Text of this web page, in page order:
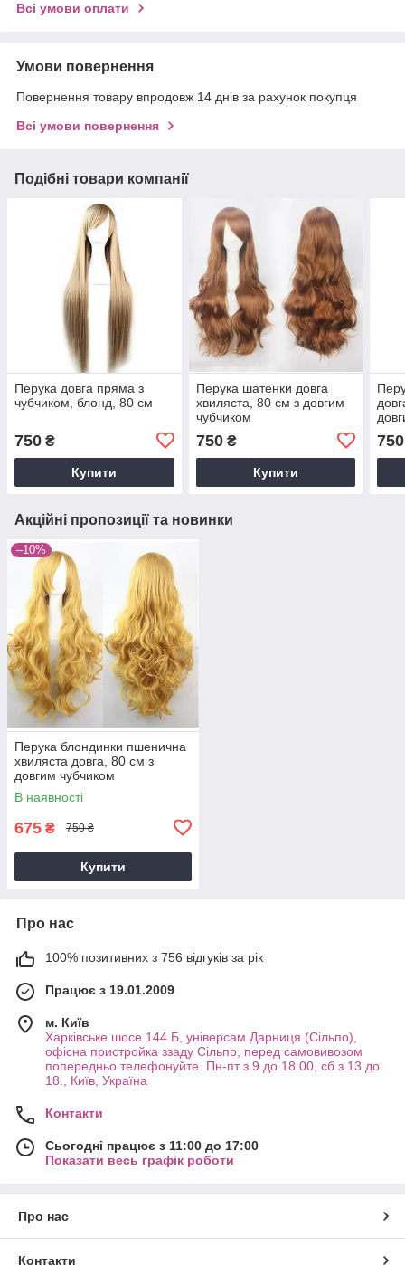
Всі умови оплати
Умови повернення
Повернення товару впродовж 14 днів за рахунок покупця
Всі умови повернення
Подібні товари компанії
Перука довга пряма з
чубчиком, блонд, 80 см
750 ₴
Купити
Перука шатенки довга
хвиляста, 80 см з довгим
чубчиком
750₴
Купити
750
Акційні пропозиції та новинки
–10%
Перука блондинки пшенична
хвиляста довга, 80 см з
довгим чубчиком
В наявності
675 ₴ 750 ₴
Купити
Про нас
100% позитивних з 756 відгуків за рік
Працює з 19.01.2009
м. Київ
Харківське шосе 144 Б, універсам Дарниця (Сільпо),
офісна пристройка ззаду Сільпо, перед самовивозом
попередньо телефонуйте. Пн-пт з 9 до 18:00, сб з 13 до
18., Київ, Україна
Контакти
Сьогодні працює з 11:00 до 17:00
Показати весь графік роботи
Про нас
Контакти